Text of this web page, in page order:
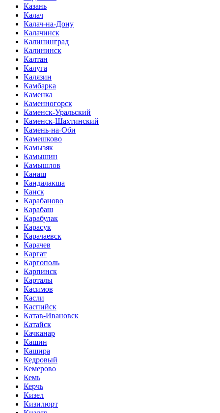
Казань
Калач
Калач-на-Дону
Калачинск
Калининград
Калининск
Калтан
Калуга
Калязин
Камбарка
Каменка
Каменногорск
Каменск-Уральский
Каменск-Шахтинский
Камень-на-Оби
Камешково
Камызяк
Камышин
Камышлов
Канаш
Кандалакша
Канск
Карабаново
Карабаш
Карабулак
Карасук
Карачаевск
Карачев
Каргат
Каргополь
Карпинск
Карталы
Касимов
Касли
Каспийск
Катав-Ивановск
Катайск
Качканар
Кашин
Кашира
Кедровый
Кемерово
Кемь
Керчь
Кизел
Кизилюрт